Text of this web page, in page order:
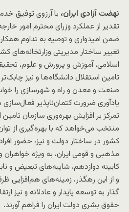
نهضت آزادی ایران، با آرزوی توفیق
تقدیر از عملکرد وزرای محترم امور
ضمن امیدواری و توصیه به تداوم
تغییر ساختار مدیریتی وزارتخانه‌های
اسلامی، آموزش و پرورش و علوم،
تامین استقلال دانشگاه‌ها و نیز
صنعت و معدن و راه و شهرسازی را
یادآوری ضرورت کتمان‌ناپذیر
تمرکز بر افزایش بهره‌وری سازمان
منتخب می‌خواهد که با بهره‌گیری از
کشور در ساختار دولت و نیز، حضور
مذهبی و قومی ایران، به ویژه
کابینه دوازدهم، شایبه‌های تبعیض و
و از این رهگذر، زمینه‌های هم‌افزایی
گذار به توسعه پایدار و عادلانه و نیز
حقوق بشری دولت ایران را فراهم آورند.